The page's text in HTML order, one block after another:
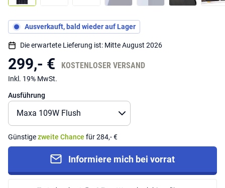
Ausverkauft, bald wieder auf Lager
Die erwartete Lieferung ist: Mitte August 2026
299,- € KOSTENLOSER VERSAND
Inkl. 19% MwSt.
Ausführung
Günstigezweite Chance für 284,- €
Informiere mich bei vorrat